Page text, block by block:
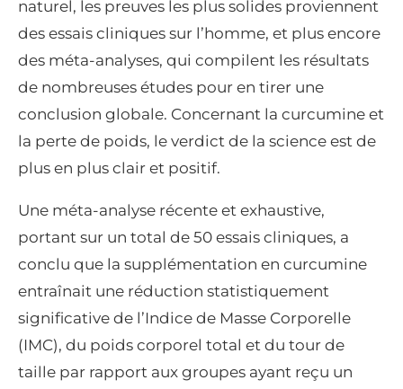
naturel, les preuves les plus solides proviennent
des essais cliniques sur l’homme, et plus encore
des méta-analyses, qui compilent les résultats
de nombreuses études pour en tirer une
conclusion globale. Concernant la curcumine et
la perte de poids, le verdict de la science est de
plus en plus clair et positif.
Une méta-analyse récente et exhaustive,
portant sur un total de 50 essais cliniques, a
conclu que la supplémentation en curcumine
entraînait une réduction statistiquement
significative de l’Indice de Masse Corporelle
(IMC), du poids corporel total et du tour de
taille par rapport aux groupes ayant reçu un